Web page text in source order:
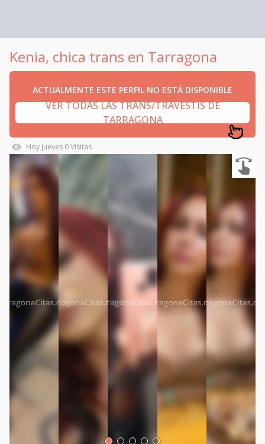
Kenia, chica trans en Tarragona
ACTUALMENTE ESTE PERFIL NO ESTÁ DISPONIBLE
VER TODAS LAS TRANS/TRAVESTIS DE
TARRAGONA
Hoy Jueves 0Visitas